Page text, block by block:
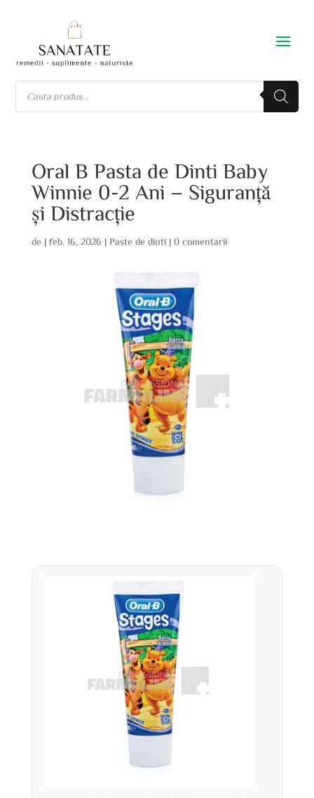
Oral B Pasta de Dinti Baby
Winnie 0-2 Ani – Siguranță
și Distracție
de | feb. 16, 2026 | Paste de dinti| 0 comentarii